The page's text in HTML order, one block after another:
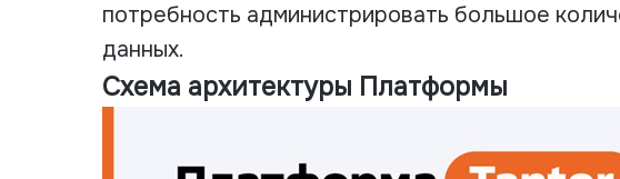
потребность администрировать большое
данных.
Схема архитектуры Платформы